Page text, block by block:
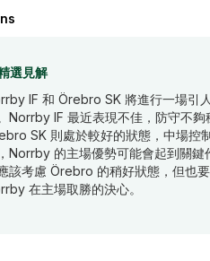
選見解
IF 和 Örebro SK 將進行一場引
Norrby IF 最近表現不佳，防守不夠
SK 則處於較好的狀態，中場控
Norrby 的主場優勢可能會起到關鍵
該考慮 Örebro 的稍好狀態，但也
在主場取勝的決心。